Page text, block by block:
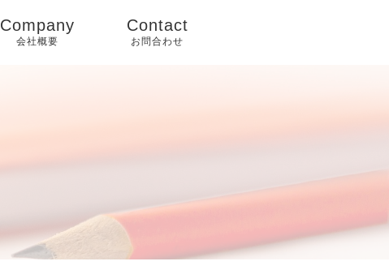
Company
会社概要
Contact
お問合わせ